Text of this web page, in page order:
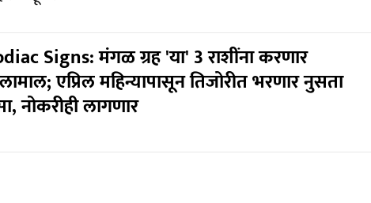
Signs: मंगळ ग्रह 'या' 3 राशींना करणार
एप्रिल महिन्यापासून तिजोरीत भरणार नुसता
नोकरीही लागणार